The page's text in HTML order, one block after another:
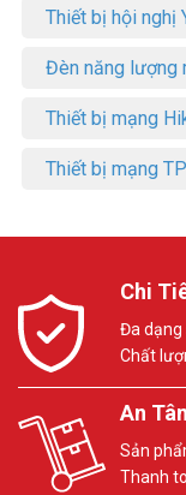
Thiết bị hội nghị
Đèn năng lượng
Thiết bị mạng
Thiết bị mạng
Chi
Đa dạng
Chất
An
Sản
Thanh